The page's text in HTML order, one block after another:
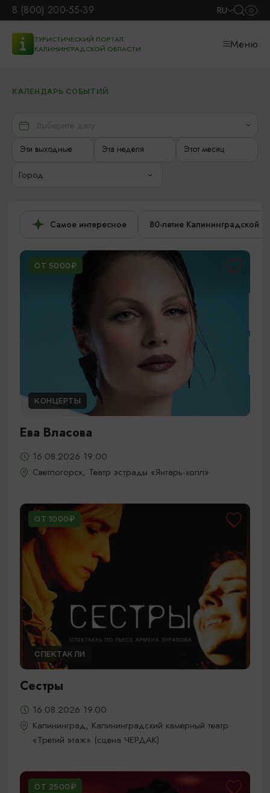
8 (800) 200-55-39 RU
ТУРИСТИЧЕСКИЙ ПОРТАЛ
КАЛИНИНГРАДСКОЙ ОБЛАСТИ
Меню
КАЛЕНДАРЬ СОБЫТИЙ
Эти выходные Эта неделя Этот месяц
Город
Самое интересное 80-летие Калининградской
ОТ 5000₽
КОНЦЕРТЫ
Ева Власова
16.08.2026 19:00
Светлогорск, Театр эстрады «Янтарь-холл»
ОТ 1000₽
СПЕКТАКЛИ
Сестры
16.08.2026 19.00
Калининград, Калининградский камерный театр
«Третий этаж» (сцена ЧЕРДАК)
ОТ 2500₽